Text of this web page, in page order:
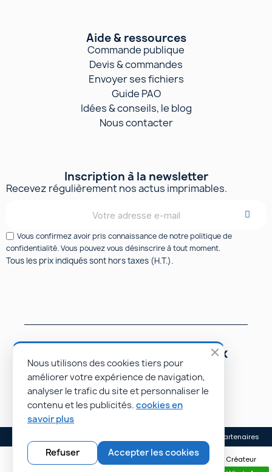
Aide & ressources
Commande publique
Devis & commandes
Envoyer ses fichiers
Guide PAO
Idées & conseils, le blog
Nous contacter
Inscription à la newsletter
Recevez régulièrement nos actus imprimables.
Vous confirmez avoir pris connaissance de notre politique de
confidentialité. Vous pouvez vous désinscrire à tout moment.
Tous les prix indiqués sont hors taxes (H.T.).
Suivez-nous sur les réseaux
sociaux
Nos partenaires
© Rapidoprinting.fr 2026 | Site réalisé par Monsieur PIERROT • Créateur
Nous utilisons des cookies tiers pour
améliorer votre expérience de navigation,
analyser le trafic du site et personnaliser le
contenu et les publicités. cookies en
savoir plus
Accepter les cookies
Refuser